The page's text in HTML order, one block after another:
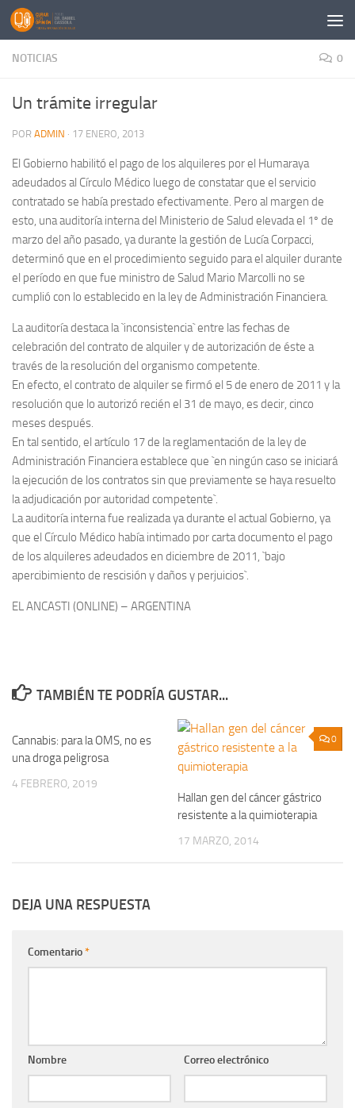
Saltar al contenido
NOTICIAS 0
Un trámite irregular
POR ADMIN · 17 ENERO, 2013
El Gobierno habilitó el pago de los alquileres por el Humaraya
adeudados al Círculo Médico luego de constatar que el servicio
contratado se había prestado efectivamente. Pero al margen de
esto, una auditoría interna del Ministerio de Salud elevada el 1º de
marzo del año pasado, ya durante la gestión de Lucía Corpacci,
determinó que en el procedimiento seguido para el alquiler durante
el período en que fue ministro de Salud Mario Marcolli no se
cumplió con lo establecido en la ley de Administración Financiera.
La auditoría destaca la `inconsistencia` entre las fechas de
celebración del contrato de alquiler y de autorización de éste a
través de la resolución del organismo competente.
En efecto, el contrato de alquiler se firmó el 5 de enero de 2011 y la
resolución que lo autorizó recién el 31 de mayo, es decir, cinco
meses después.
En tal sentido, el artículo 17 de la reglamentación de la ley de
Administración Financiera establece que `en ningún caso se iniciará
la ejecución de los contratos sin que previamente se haya resuelto
la adjudicación por autoridad competente`.
La auditoría interna fue realizada ya durante el actual Gobierno, ya
que el Círculo Médico había intimado por carta documento el pago
de los alquileres adeudados en diciembre de 2011, `bajo
apercibimiento de rescisión y daños y perjuicios`.
EL ANCASTI (ONLINE) – ARGENTINA
TAMBIÉN TE PODRÍA GUSTAR...
Cannabis: para la OMS, no es
una droga peligrosa
4 FEBRERO, 2019
0
Hallan gen del cáncer gástrico
resistente a la quimioterapia
17 MARZO, 2014
DEJA UNA RESPUESTA
Comentario*
Nombre Correo electrónico